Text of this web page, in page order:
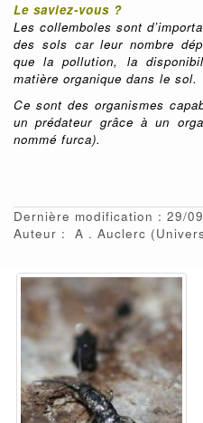
Le saviez-vous ?
Les collemboles sont
des sols car leur nombre
que la pollution, la
matière organique dans le sol.
Ce sont des organismes
un prédateur grâce à un
nommé furca).
Dernière modification : 29/
Auteur :
A Auclerc